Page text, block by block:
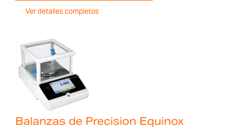
Ver detalles completos
Balanzas de Precision Equinox